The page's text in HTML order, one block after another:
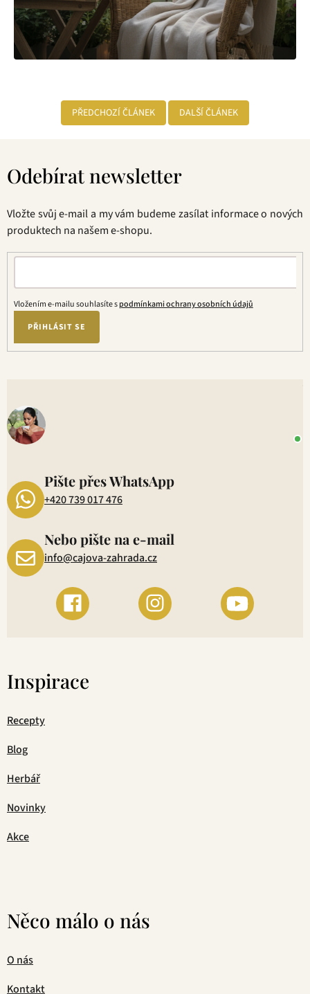
PŘEDCHOZÍ ČLÁNEK DALŠÍ ČLÁNEK
Odebírat newsletter
Vložte svůj e-mail a my vám budeme zasílat informace o nových
produktech na našem e-shopu.
Vložením e-mailu souhlasíte spodmínkami ochrany osobních údajů
PŘIHLÁSIT SE
Pište přes WhatsApp
+420 739 017 476
Nebo pište na e-mail
info@cajova-zahrada.cz
Inspirace
Recepty
Blog
Herbář
Novinky
Akce
Něco málo o nás
O nás
Kontakt